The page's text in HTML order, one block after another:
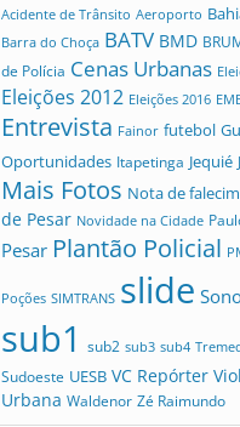
Acidente de Trânsito Aeroporto
Barra do Choça BATV BMD
de Polícia Cenas Urbanas
Eleições 2012 Eleições 2016
Entrevista Fainor futebol
Oportunidades Itapetinga Jequié
Mais Fotos Nota de
de Pesar Novidade na Cidade
Pesar Plantão Policial
Poções SIMTRANS slide
sub1 sub2 sub3 sub4
Sudoeste UESB VC Repórter
Urbana Waldenor Zé Raimundo